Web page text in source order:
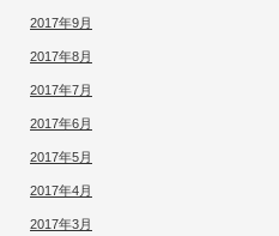
2017年9月
2017年8月
2017年7月
2017年6月
2017年5月
2017年4月
2017年3月